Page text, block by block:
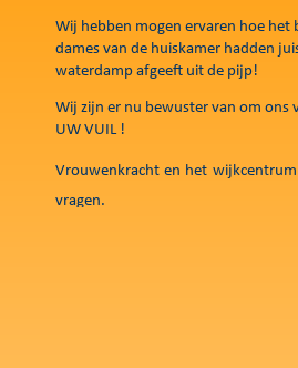
Wij hebben mogen ervaren hoe het
dames van de huiskamer hadden
waterdamp afgeeft uit de pijp!
Wij zijn er nu bewuster van om ons
UW VUIL !
Vrouwenkracht en het
vragen.